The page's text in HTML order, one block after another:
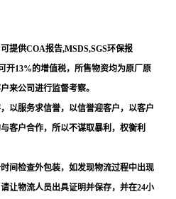
提供COA报告,MSDS,SGS环保报
开13%的增值税，所售物资均为原厂原
来公司进行监督考察。
以服务求信誉，以信誉迎客户，以客户
客户合作，所以不谋取暴利，权衡利
间检查外包装，如发现物流过程中出现
让物流人员出具证明并保存，并在24小